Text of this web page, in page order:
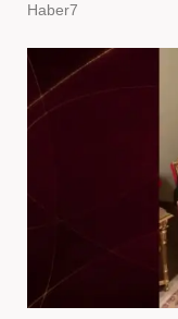
Haber7